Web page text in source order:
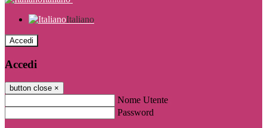
Italiano
Accedi
Accedi
button close ×
Nome Utente
Password